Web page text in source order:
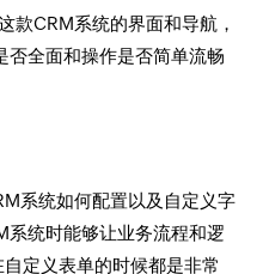
款CRM系统的界面和导航，
否全面和操作是否简单流畅
系统如何配置以及自定义字
系统时能够让业务流程和逻
定义表单的时候都是非常